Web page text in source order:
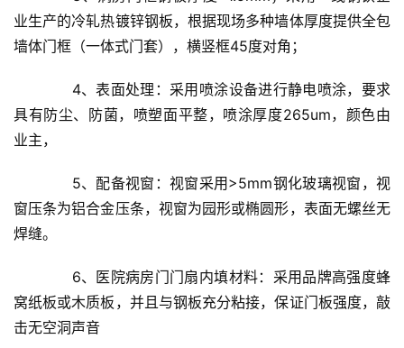
业生产的冷轧热镀锌钢板，根据现场多种墙体厚度提供全包
墙体门框（一体式门套），横竖框45度对角；
4、表面处理：采用喷涂设备进行静电喷涂，要求
具有防尘、防菌，喷塑面平整，喷涂厚度265um，颜色由
业主，
5、配备视窗：视窗采用>5mm钢化玻璃视窗，视
窗压条为铝合金压条，视窗为园形或椭圆形，表面无螺丝无
焊缝。
6、医院病房门门扇内填材料：采用品牌高强度蜂
窝纸板或木质板，并且与钢板充分粘接，保证门板强度，敲
击无空洞声音